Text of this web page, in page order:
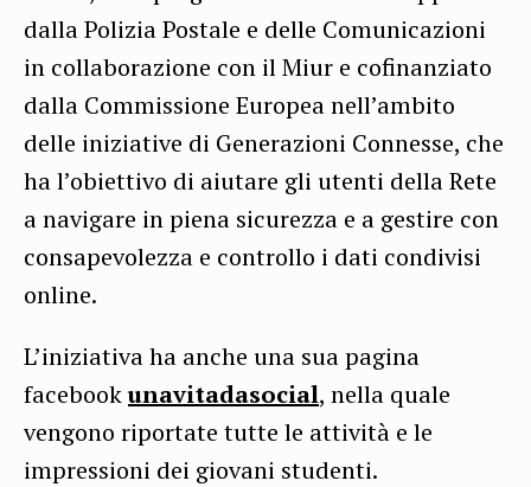
dalla Polizia Postale e delle Comunicazioni
in collaborazione con il Miur e cofinanziato
dalla Commissione Europea nell’ambito
delle iniziative di Generazioni Connesse, che
ha l’obiettivo di aiutare gli utenti della Rete
a navigare in piena sicurezza e a gestire con
consapevolezza e controllo i dati condivisi
online.
L’iniziativa ha anche una sua pagina
facebookunavitadasocial, nella quale
vengono riportate tutte le attività e le
impressioni dei giovani studenti.